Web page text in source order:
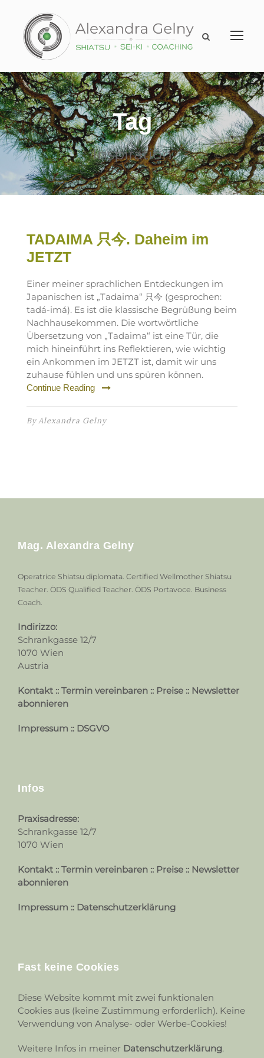
Tag
Inspiration
TADAIMA 只今. Daheim im
JETZT
Einer meiner sprachlichen Entdeckungen im
Japanischen ist „Tadaima“ 只今 (gesprochen:
tadá-imá). Es ist die klassische Begrüßung beim
Nachhausekommen. Die wortwörtliche
Übersetzung von „Tadaima“ ist eine Tür, die
mich hineinführt ins Reflektieren, wie wichtig
ein Ankommen im JETZT ist, damit wir uns
zuhause fühlen und uns spüren können.
Continue Reading
ByAlexandra Gelny
Mag. Alexandra Gelny
Operatrice Shiatsu diplomata. Certified Wellmother Shiatsu
Teacher. ÖDS Qualified Teacher. ÖDS Portavoce. Business
Coach.
Indirizzo:
Schrankgasse 12/7
1070 Wien
Austria
Kontakt :: Termin vereinbaren :: Preise :: Newsletter
abonnieren
Impressum :: DSGVO
Infos
Praxisadresse:
Schrankgasse 12/7
1070 Wien
Kontakt :: Termin vereinbaren :: Preise :: Newsletter
abonnieren
Impressum :: Datenschutzerklärung
Fast keine Cookies
Diese Website kommt mit zwei funktionalen
Cookies aus (keine Zustimmung erforderlich). Keine
Verwendung von Analyse- oder Werbe-Cookies!
Weitere Infos in meiner Datenschutzerklärung.